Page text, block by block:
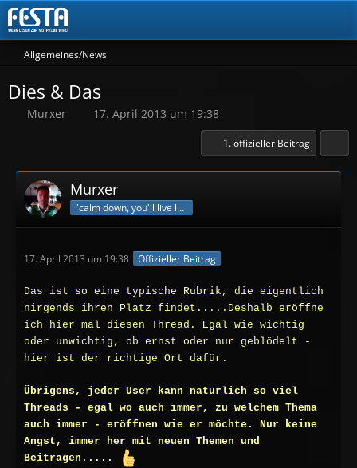
Allgemeines/News
Dies & Das
Murxer 17. April 2013 um 19:38
1. offizieller Beitrag
Murxer
"calm down, you'll live longer"
17. April 2013 um 19:38 Offizieller Beitrag
Das ist so eine typische Rubrik, die eigentlich
nirgends ihren Platz findet.....Deshalb eröffne
ich hier mal diesen Thread. Egal wie wichtig
oder unwichtig, ob ernst oder nur geblödelt -
hier ist der richtige Ort dafür.
Übrigens, jeder User kann natürlich so viel
Threads - egal wo auch immer, zu welchem Thema
auch immer - eröffnen wie er möchte. Nur keine
Angst, immer her mit neuen Themen und
Beiträgen.....